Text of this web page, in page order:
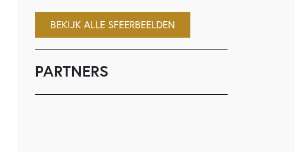
BEKIJK ALLE SFEERBEELDEN
PARTNERS